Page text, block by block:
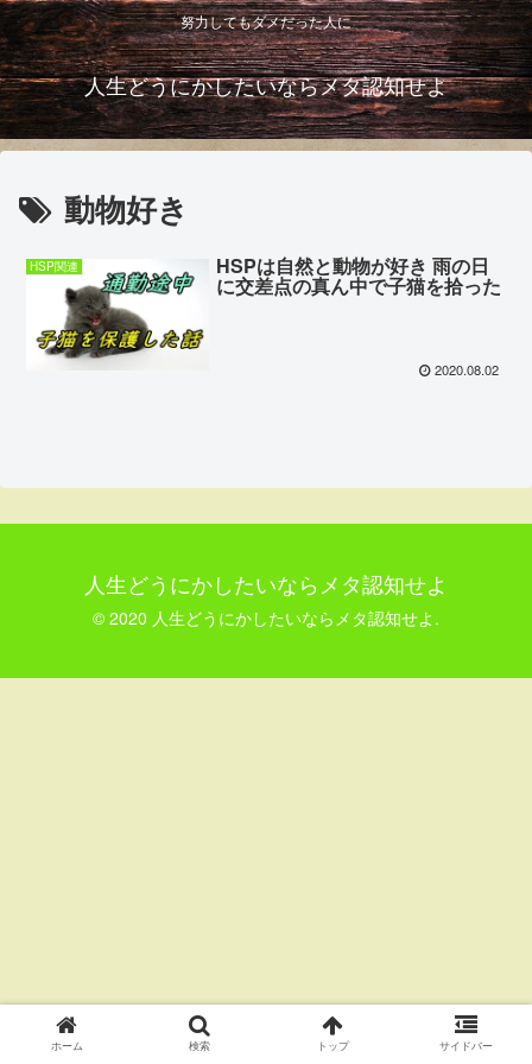
努力してもダメだった人に
人生どうにかしたいならメタ認知せよ
動物好き
HSP関連 HSPは自然と動物が好き 雨の日
に交差点の真ん中で子猫を拾った
2020.08.02
人生どうにかしたいならメタ認知せよ
© 2020 人生どうにかしたいならメタ認知せよ.
ホーム 検索 トップ サイドバー